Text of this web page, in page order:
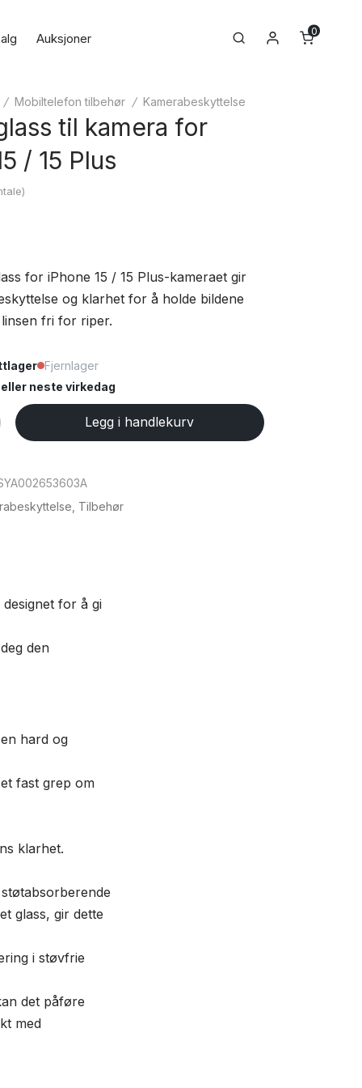
Auksjoner Search Min konto
0
/ Mobiltelefon tilbehør / Kamerabeskyttelse
til kamera for
/ 15 Plus
for iPhone 15 / 15 Plus-kameraet gir
og klarhet for å holde bildene
fri for riper.
Fjernlager
neste virkedag
Legg i handlekurv
Tilbehør
for å gi
den
hard og
fast grep om
klarhet.
glass, gir dette
i støvfrie
det påføre
med